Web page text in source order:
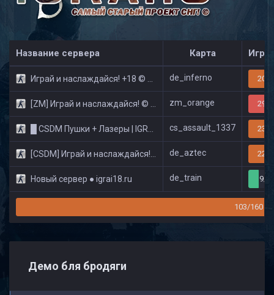
Название сервера Карта
Играй и наслаждайся! +18 © Public de_inferno 20/
[ZM] Играй и наслаждайся! © Zombie Show zm_orange 29/
█ CSDM Пушки + Лазеры | IGRAI18.RU ツ █ cs_assault_1337 23/
[CSDM] Играй и наслаждайся! © Classic de_aztec 22/
Новый сервер ● igrai18.ru de_train 9/
103/160
Демо бля бродяги